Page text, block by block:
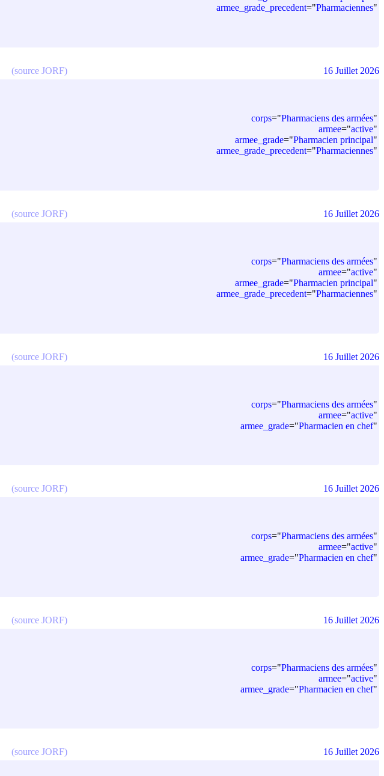
armee_grade_precedent="Pharmaciennes"
corps="Pharmaciens des armées"
armee="active"
armee_grade="Pharmacien principal"
armee_grade_precedent="Pharmaciennes"
(source JORF) 16 Juillet 2026
corps="Pharmaciens des armées"
armee="active"
armee_grade="Pharmacien principal"
armee_grade_precedent="Pharmaciennes"
(source JORF) 16 Juillet 2026
corps="Pharmaciens des armées"
armee="active"
armee_grade="Pharmacien en chef"
(source JORF) 16 Juillet 2026
corps="Pharmaciens des armées"
armee="active"
armee_grade="Pharmacien en chef"
(source JORF) 16 Juillet 2026
corps="Pharmaciens des armées"
armee="active"
armee_grade="Pharmacien en chef"
(source JORF) 16 Juillet 2026
(source JORF) 16 Juillet 2026